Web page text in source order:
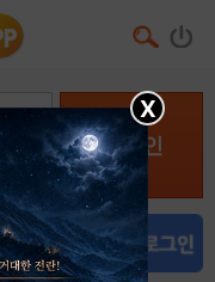
로그인
X